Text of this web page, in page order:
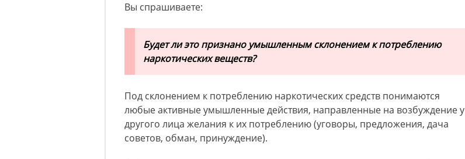
Вы спрашиваете:
Будет ли это признано умышленным склонением к потреблению
наркотических веществ?
Под склонением к потреблению наркотических средств понимаются
любые активные умышленные действия, направленные на возбуждение у
другого лица желания к их потреблению (уговоры, предложения, дача
советов, обман, принуждение).